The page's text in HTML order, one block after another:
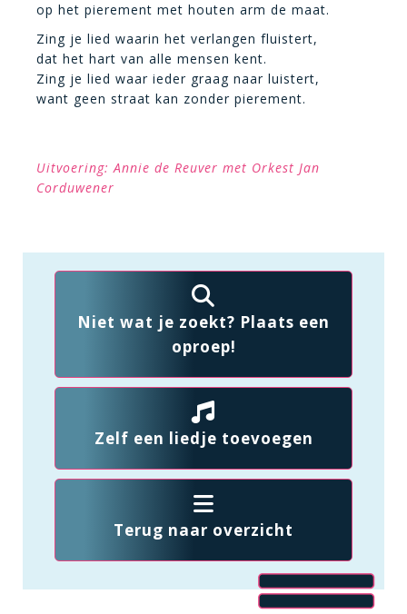
op het pierement met houten arm de maat.
Zing je lied waarin het verlangen fluistert,
dat het hart van alle mensen kent.
Zing je lied waar ieder graag naar luistert,
want geen straat kan zonder pierement.
Uitvoering: Annie de Reuver met Orkest Jan
Corduwener
Niet wat je zoekt? Plaats een
oproep!
Zelf een liedje toevoegen
Terug naar overzicht